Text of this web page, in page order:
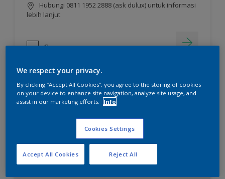
Hubungi 0811 1952 2888 (ask dulux) untuk informasi
lebih lanjut
Compare
We respect your privacy.
By clicking “Accept All Cookies”, you agree to the storing of cookies
on your device to enhance site navigation, analyze site usage, and
assist in our marketing efforts.
Info
Cookies Settings
Reject All
Accept All Cookies